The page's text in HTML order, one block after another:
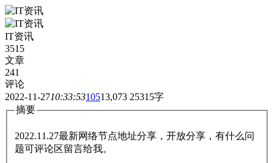
IT资讯
3515
文章
241
评论
2022-11-2710:33:5310513,073 25315字
摘要
2022.11.27最新网络节点地址分享，开放分享，有什么问
题可评论区留言给我。